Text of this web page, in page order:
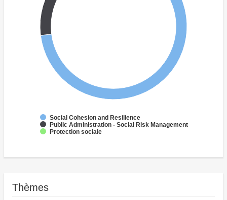
Social Cohesion and Resilience
Public Administration - Social Risk Management
Protection sociale
Thèmes